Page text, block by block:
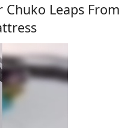
Leaps From